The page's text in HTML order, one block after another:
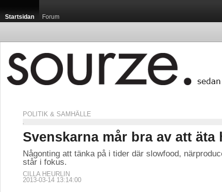
Startsidan Forum
POLITIK & SAMHÄLLE
Svenskarna mår bra av att äta
Någonting att tänka på i tider där slowfood,
står i fokus.
CILLA HEURLIN
2013-03-14 13:14:00